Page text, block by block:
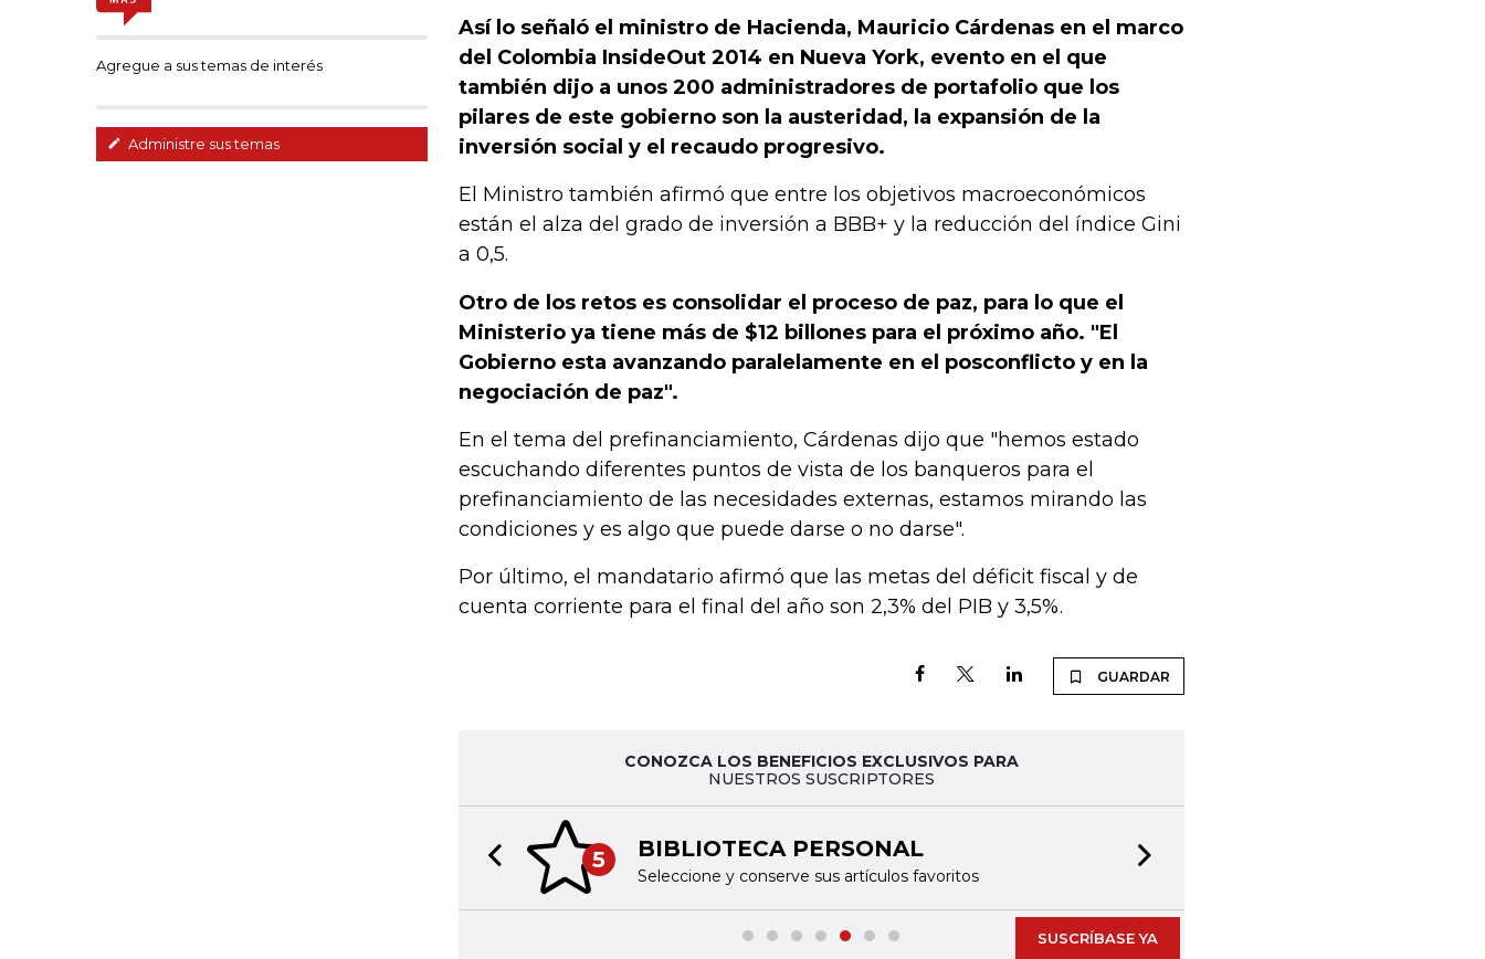
Agregue a sus temas de interés
Administre sus temas
Así lo señaló el ministro de Hacienda, Mauricio Cárdenas en el marco
del Colombia InsideOut 2014 en Nueva York, evento en el que
también dijo a unos 200 administradores de portafolio que los
pilares de este gobierno son la austeridad, la expansión de la
inversión social y el recaudo progresivo.
El Ministro también afirmó que entre los objetivos macroeconómicos
están el alza del grado de inversión a BBB+ y la reducción del índice Gini
a 0,5.
Otro de los retos es consolidar el proceso de paz, para lo que el
Ministerio ya tiene más de $12 billones para el próximo año. "El
Gobierno esta avanzando paralelamente en el posconflicto y en la
negociación de paz".
En el tema del prefinanciamiento, Cárdenas dijo que "hemos estado
escuchando diferentes puntos de vista de los banqueros para el
prefinanciamiento de las necesidades externas, estamos mirando las
condiciones y es algo que puede darse o no darse".
Por último, el mandatario afirmó que las metas del déficit fiscal y de
cuenta corriente para el final del año son 2,3% del PIB y 3,5%.
GUARDAR
CONOZCA LOS BENEFICIOS EXCLUSIVOS PARA
NUESTROS SUSCRIPTORES
5 BIBLIOTECA PERSONAL
Seleccione y conserve sus artículos favoritos
Previous slide
SUSCRÍBASE YA